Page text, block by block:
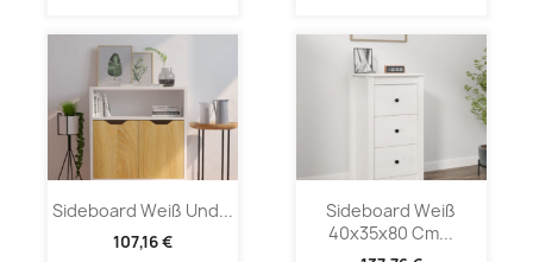
Sideboard Weiß Und...
107,16 €
Sideboard Weiß
40x35x80 Cm...